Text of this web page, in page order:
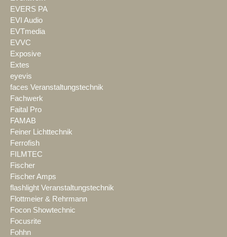
EVERS PA
EVI Audio
EVTmedia
EVVC
Exposive
Extes
eyevis
faces Veranstaltungstechnik
Fachwerk
Faital Pro
FAMAB
Feiner Lichttechnik
Ferrofish
FILMTEC
Fischer
Fischer Amps
flashlight Veranstaltungstechnik
Flottmeier & Rehrmann
Focon Showtechnic
Focusrite
Fohhn